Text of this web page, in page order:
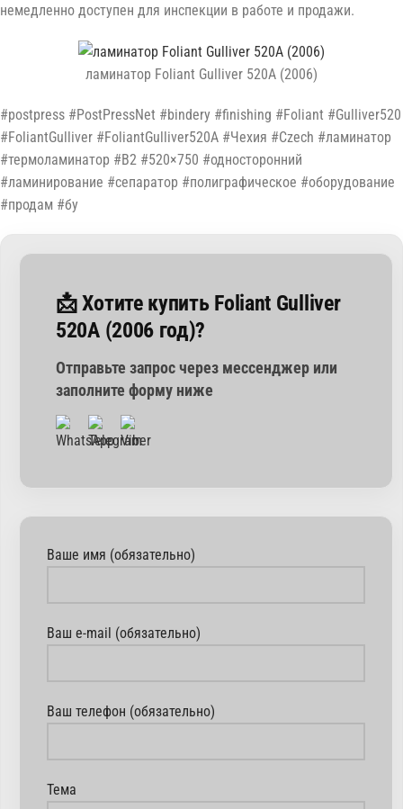
немедленно доступен для инспекции в работе и продажи.
ламинатор Foliant Gulliver 520A (2006)
#postpress #PostPressNet #bindery #finishing #Foliant #Gulliver520
#FoliantGulliver #FoliantGulliver520A #Чехия #Czech #ламинатор
#термоламинатор #B2 #520×750 #односторонний
#ламинирование #сепаратор #полиграфическое #оборудование
#продам #бу
📩 Хотите купить Foliant Gulliver
520A (2006 год)?
Отправьте запрос через мессенджер или
заполните форму ниже
Ваше имя (обязательно)
Ваш e-mail (обязательно)
Ваш телефон (обязательно)
Тема